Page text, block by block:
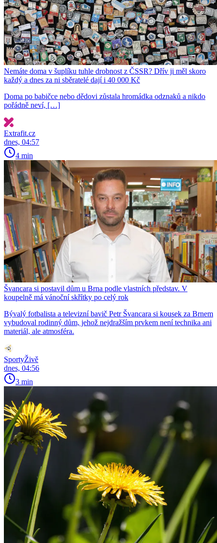
Nemáte doma v šuplíku tuhle drobnost z ČSSR? Dřív ji měl skoro
každý a dnes za ni sběratelé dají i 40 000 Kč
Doma po babičce nebo dědovi zůstala hromádka odznaků a nikdo
pořádně neví, […]
Extrafit.cz
dnes, 04:57
4 min
Švancara si postavil dům u Brna podle vlastních představ. V
koupelně má vánoční skřítky po celý rok
Bývalý fotbalista a televizní bavič Petr Švancara si kousek za Brnem
vybudoval rodinný dům, jehož nejdražším prvkem není technika ani
materiál, ale atmosféra.
SportyŽivě
dnes, 04:56
3 min